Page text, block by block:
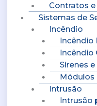
Contratos
Sistemas de
Incêndio
Incêndio
Incêndio
Sirenes
Módulos
Intrusão
Intrusão